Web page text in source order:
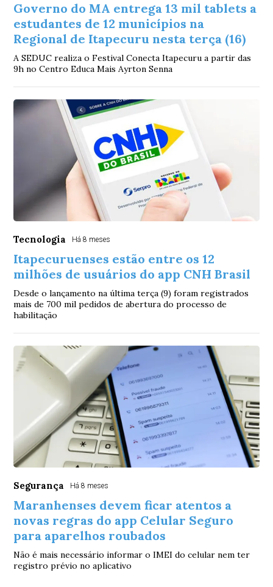
Governo do MA entrega 13 mil tablets a
estudantes de 12 municípios na
Regional de Itapecuru nesta terça (16)
A SEDUC realiza o Festival Conecta Itapecuru a partir das
9h no Centro Educa Mais Ayrton Senna
Tecnologia Há 8 meses
Itapecuruenses estão entre os 12
milhões de usuários do app CNH Brasil
Desde o lançamento na última terça (9) foram registrados
mais de 700 mil pedidos de abertura do processo de
habilitação
Segurança Há 8 meses
Maranhenses devem ficar atentos a
novas regras do app Celular Seguro
para aparelhos roubados
Não é mais necessário informar o IMEI do celular nem ter
registro prévio no aplicativo